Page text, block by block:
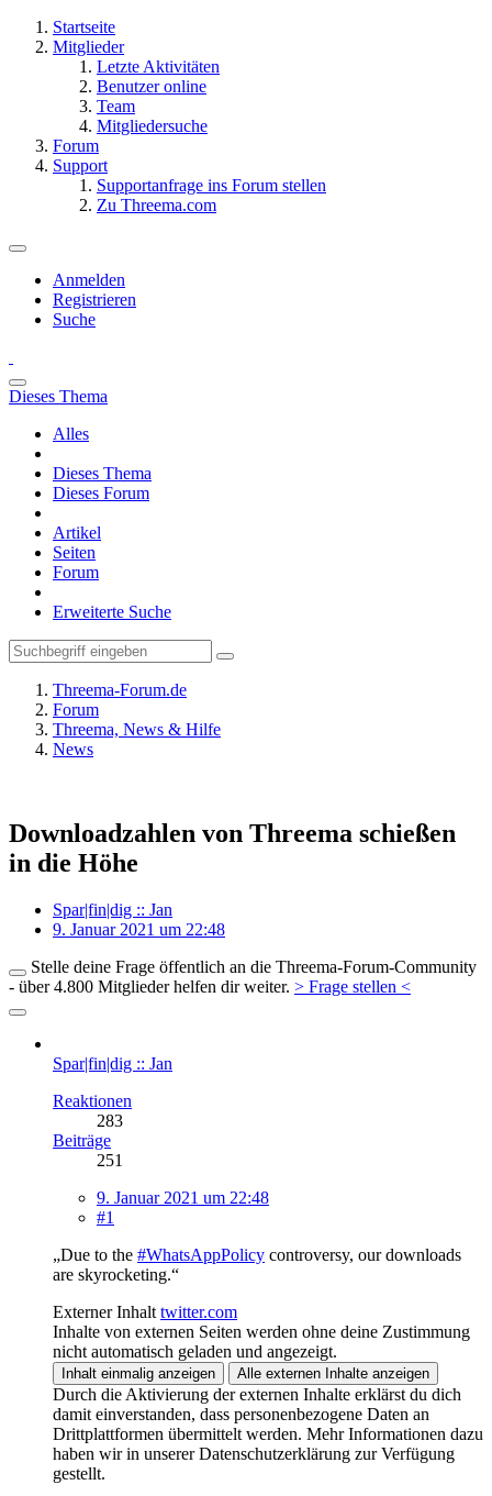
Startseite
Mitglieder
Letzte Aktivitäten
Benutzer online
Team
Mitgliedersuche
Forum
Support
Supportanfrage ins Forum stellen
Zu Threema.com
Anmelden
Registrieren
Suche
Dieses Thema
Alles
Dieses Thema
Dieses Forum
Artikel
Seiten
Forum
Erweiterte Suche
Threema-Forum.de
Forum
Threema, News & Hilfe
News
Downloadzahlen von Threema schießen
in die Höhe
Spar|fin|dig :: Jan
9. Januar 2021 um 22:48
Stelle deine Frage öffentlich an die Threema-Forum-Community
- über 4.800 Mitglieder helfen dir weiter. > Frage stellen <
Spar|fin|dig :: Jan
Reaktionen
283
Beiträge
251
9. Januar 2021 um 22:48
#1
„Due to the #WhatsAppPolicy controversy, our downloads
are skyrocketing.“
Externer Inhalt twitter.com
Inhalte von externen Seiten werden ohne deine Zustimmung
nicht automatisch geladen und angezeigt.
Inhalt einmalig anzeigen Alle externen Inhalte anzeigen
Durch die Aktivierung der externen Inhalte erklärst du dich
damit einverstanden, dass personenbezogene Daten an
Drittplattformen übermittelt werden. Mehr Informationen dazu
haben wir in unserer Datenschutzerklärung zur Verfügung
gestellt.